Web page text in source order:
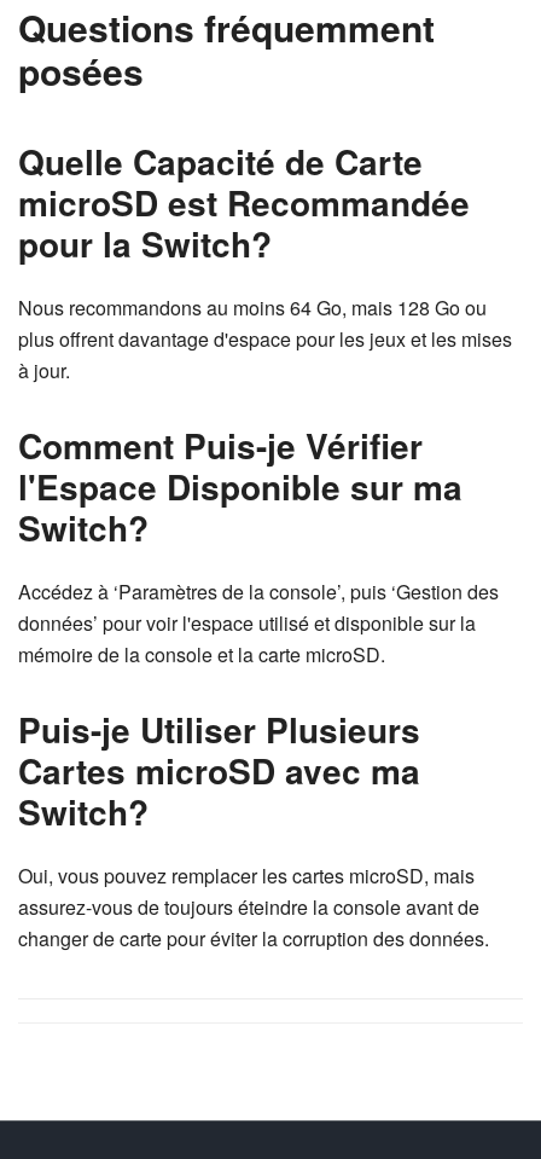
Questions fréquemment
posées
Quelle Capacité de Carte
microSD est Recommandée
pour la Switch?
Nous recommandons au moins 64 Go, mais 128 Go ou
plus offrent davantage d'espace pour les jeux et les mises
à jour.
Comment Puis-je Vérifier
l'Espace Disponible sur ma
Switch?
Accédez à ‘Paramètres de la console’, puis ‘Gestion des
données’ pour voir l'espace utilisé et disponible sur la
mémoire de la console et la carte microSD.
Puis-je Utiliser Plusieurs
Cartes microSD avec ma
Switch?
Oui, vous pouvez remplacer les cartes microSD, mais
assurez-vous de toujours éteindre la console avant de
changer de carte pour éviter la corruption des données.